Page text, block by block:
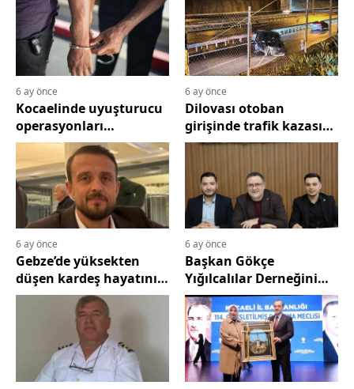
6 ay önce
Kocaelinde uyuşturucu
operasyonları
sonuçlandı
6 ay önce
Dilovası otoban
girişinde trafik kazası
yaşandı
6 ay önce
Gebze’de yüksekten
düşen kardeş hayatını
kaybetti
6 ay önce
Başkan Gökçe
Yığılcalılar Derneğini
ziyaret etti